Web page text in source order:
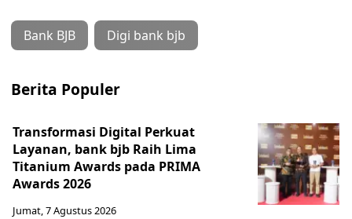
Bank BJB Digi bank bjb
Berita Populer
Transformasi Digital Perkuat
Layanan, bank bjb Raih Lima
Titanium Awards pada PRIMA
Awards 2026
Jumat, 7 Agustus 2026